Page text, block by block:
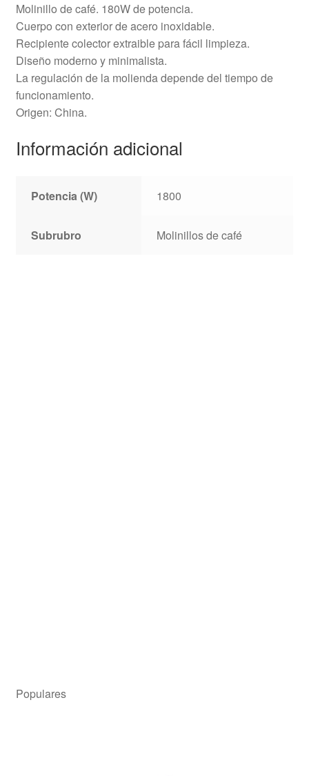
Molinillo de café. 180W de potencia.
Cuerpo con exterior de acero inoxidable.
Recipiente colector extraible para fácil limpieza.
Diseño moderno y minimalista.
La regulación de la molienda depende del tiempo de
funcionamiento.
Origen: China.
Información adicional
Potencia (W) 1800
Subrubro Molinillos de café
Populares